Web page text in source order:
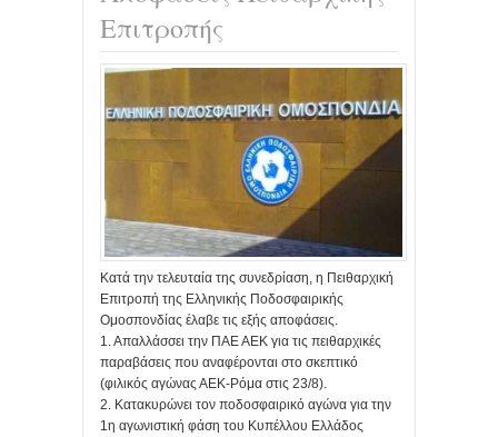
Επιτροπής
Κατά την τελευταία της συνεδρίαση, η Πειθαρχική
Επιτροπή της Ελληνικής Ποδοσφαιρικής
Ομοσπονδίας έλαβε τις εξής αποφάσεις.
1. Απαλλάσσει την ΠΑΕ ΑΕΚ για τις πειθαρχικές
παραβάσεις που αναφέρονται στο σκεπτικό
(φιλικός αγώνας ΑΕΚ-Ρόμα στις 23/8).
2. Κατακυρώνει τον ποδοσφαιρικό αγώνα για την
1η αγωνιστική φάση του Κυπέλλου Ελλάδος